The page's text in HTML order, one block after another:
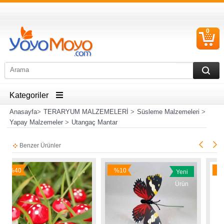
0
Kategoriler
Anasayfa> TERARYUM MALZEMELERİ > Süsleme Malzemeleri >
Yapay Malzemeler> Utangaç Mantar
Benzer Ürünler
%10
İndirim
Ürün
%17
İndirim